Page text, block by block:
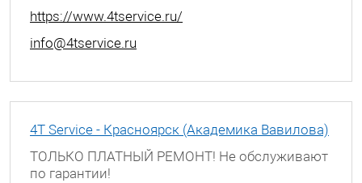
https://www.4tservice.ru/
info@4tservice.ru
4T Service - Красноярск (Академика Вавилова)
ТОЛЬКО ПЛАТНЫЙ РЕМОНТ! Не обслуживают
по гарантии!